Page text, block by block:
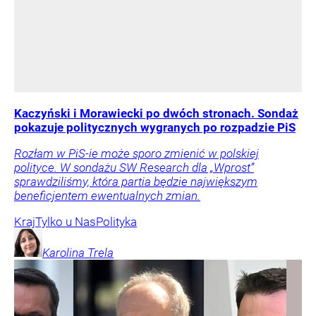
Kaczyński i Morawiecki po dwóch stronach. Sondaż
pokazuje politycznych wygranych po rozpadzie PiS
Rozłam w PiS-ie może sporo zmienić w polskiej
polityce. W sondażu SW Research dla „Wprost”
sprawdziliśmy, która partia będzie największym
beneficjentem ewentualnych zmian.
KrajTylko u NasPolityka
Karolina Trela